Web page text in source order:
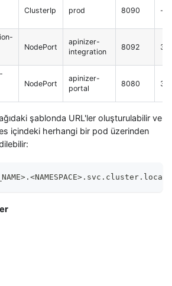
ClusterIp prod 8090 -
NodePort
apinizer-
integration
8092
NodePort
apinizer-
portal
8080
şablonda URL'ler oluşturulabilir ve
içindeki herhangi bir pod üzerinden
> . <NAMESPACE> .svc.cluster.local: